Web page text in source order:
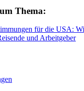
Thema:
für die USA:
und Arbeitgeber